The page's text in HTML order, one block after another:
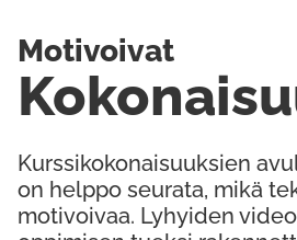
Kurssikokonaisuuksien
on helppo seurata, mikä
motivoivaa. Lyhyiden
Motivoivat